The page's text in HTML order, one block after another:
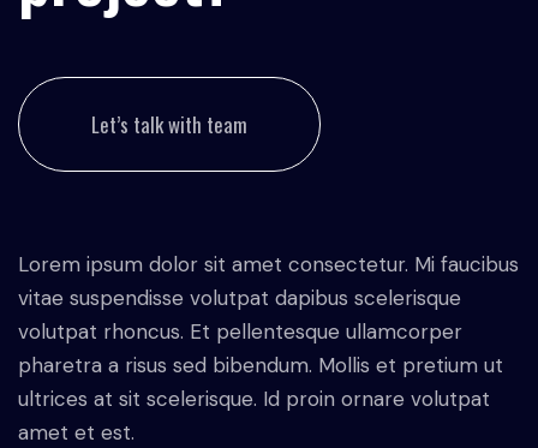
Let’s talk with team
Lorem ipsum dolor sit amet consectetur. Mi faucibus
vitae suspendisse volutpat dapibus scelerisque
volutpat rhoncus. Et pellentesque ullamcorper
pharetra a risus sed bibendum. Mollis et pretium ut
ultrices at sit scelerisque. Id proin ornare volutpat
amet et est.